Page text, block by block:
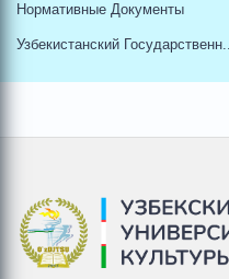
Нормативные Документы
Узбекистанский